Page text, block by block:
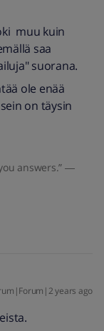
muu kuin
saa
suorana.
ole enää
on täysin
answers.” ―
years ago